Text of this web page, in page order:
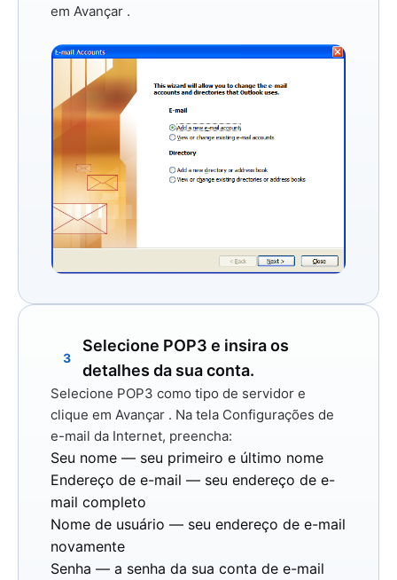
em Avançar .
3
Selecione POP3 e insira os
detalhes da sua conta.
Selecione POP3 como tipo de servidor e
clique em Avançar . Na tela Configurações de
e-mail da Internet, preencha:
Seu nome — seu primeiro e último nome
Endereço de e-mail — seu endereço de e-
mail completo
Nome de usuário — seu endereço de e-mail
novamente
Senha — a senha da sua conta de e-mail